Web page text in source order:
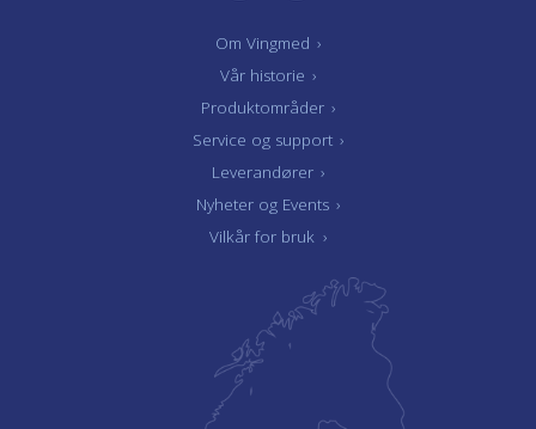
Om Vingmed ›
Vår historie ›
Produktområder ›
Service og support ›
Leverandører ›
Nyheter og Events ›
Vilkår for bruk ›